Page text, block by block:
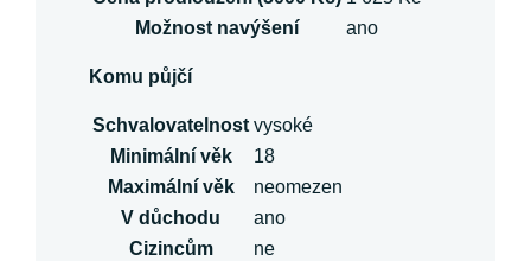
Možnost navýšení
ano
Komu půjčí
Schvalovatelnost vysoké
Minimální věk
18
Maximální věk
neomezen
V důchodu
ano
Cizincům
ne